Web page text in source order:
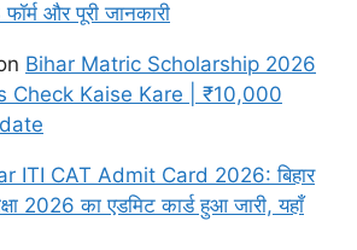
और पूरी जानकारी
Bihar Matric Scholarship 2026
Check Kaise Kare | ₹10,000
ITI CAT Admit Card 2026: बिहार
2026 का एडमिट कार्ड हुआ जारी, यहाँ